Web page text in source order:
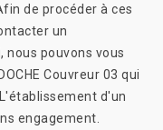
de procéder à ces
un
nous pouvons vous
Couvreur 03 qui
d'un
engagement.